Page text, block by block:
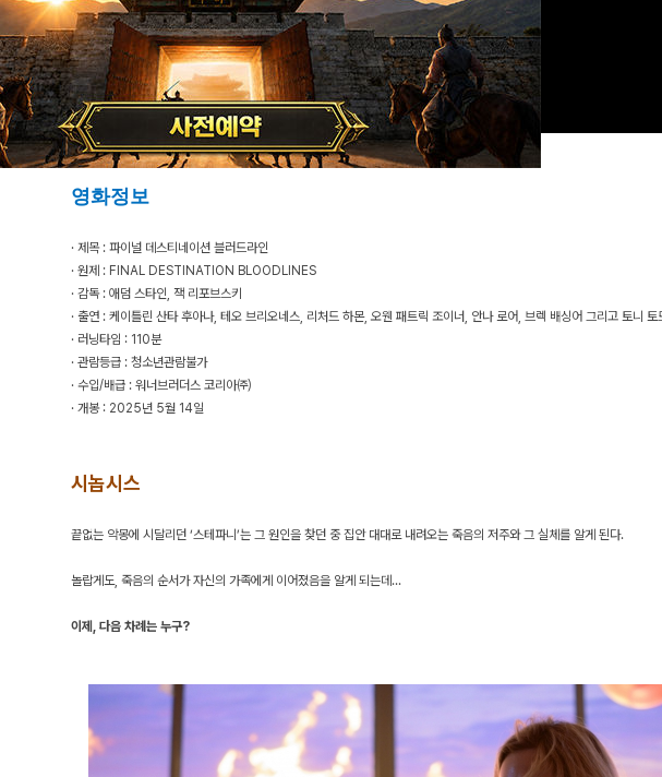
영화정보
· 제목 : 파이널 데스티네이션 블러드라인
· 원제 : FINAL DESTINATION BLOODLINES
· 감독 : 애덤 스타인, 잭 리포브스키
· 출연 : 케이틀린 산타 후아나, 테오 브리오네스, 리처드 하몬, 오웬 패트릭 조이너, 안나 로어, 브렉 배싱어 그리고 토니 토
· 러닝타임 : 110분
· 관람등급 : 청소년관람불가
· 수입/배급 : 워너브러더스 코리아㈜
· 개봉 : 2025년 5월 14일
시놉시스
끝없는 악몽에 시달리던 ‘스테파니’는 그 원인을 찾던 중집안 대대로 내려오는 죽음의 저주와 그 실체를 알게 된다.
놀랍게도, 죽음의 순서가 자신의 가족에게 이어졌음을 알게 되는데...
이제, 다음 차례는 누구?